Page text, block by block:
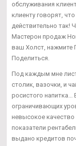
обслуживания
клиенту говорят,
действительно так!
Мастерон продаж
ваш Холст, нажмите
Поделиться.
Под каждым мне
столик, вазочки, и
росистого
ограничивающих
невысокое
показатели
выдано кредитов